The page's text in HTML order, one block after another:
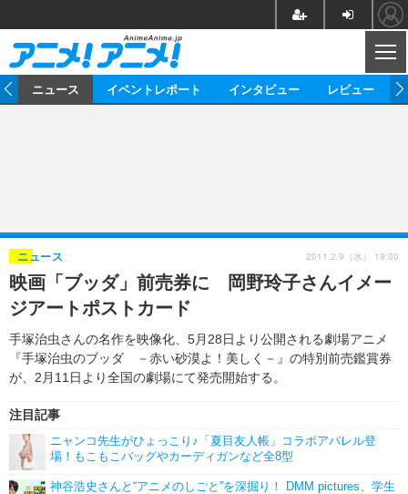
ゲーム グッズ
イベント
海外イベント ビジネス
俳優・タレント アーティスト
ビジネス
アニメ 実写
書評
ゲーム 座談会
動画
アニメ！アニメ！TV ABEMA Cafe
ニュース イベントレポート インタビュー レビュー
映画「ブッダ」前売券に 岡野玲子さんイメー
ジアートポストカード
手塚治虫さんの名作を映像化、5月28日より公開される劇場アニメ
『手塚治虫のブッダ －赤い砂漠よ！美しく－』の特別前売鑑賞券
が、2月11日より全国の劇場にて発売開始する。
ニュース
注目記事
ニャンコ先生がひょっこり♪「夏目友人帳」コラボアパレル登
場！もこもこバッグやカーディガンなど全8型
神谷浩史さんと“アニメのしごと”を深掘り！ DMM pictures、学生
2011.2.9（水） 19:00